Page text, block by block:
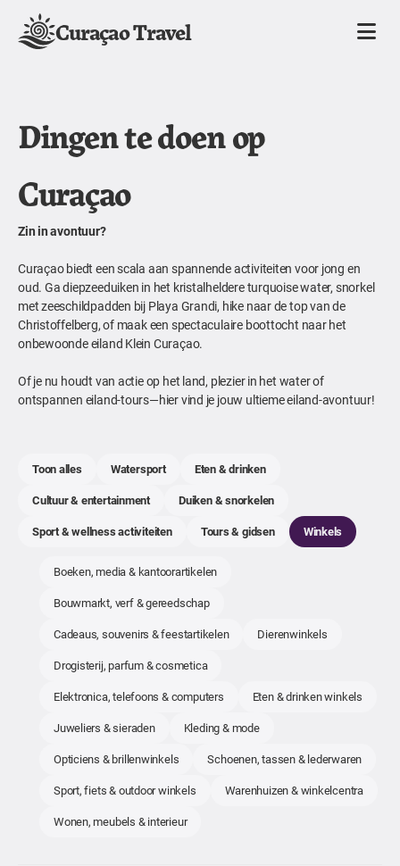
Curaçao Travel
Dingen te doen op
Curaçao
Zin in avontuur?
Curaçao biedt een scala aan spannende activiteiten voor jong en
oud. Ga diepzeeduiken in het kristalheldere turquoise water, snorkel
met zeeschildpadden bij Playa Grandi, hike naar de top van de
Christoffelberg, of maak een spectaculaire boottocht naar het
onbewoonde eiland Klein Curaçao.
Of je nu houdt van actie op het land, plezier in het water of
ontspannen eiland-tours—hier vind je jouw ultieme eiland-avontuur!
Toon alles Watersport
Eten & drinken
Cultuur & entertainment
Duiken & snorkelen
Sport & wellness activiteiten
Tours & gidsen Winkels
Boeken, media & kantoorartikelen
Bouwmarkt, verf & gereedschap
Cadeaus, souvenirs & feestartikelen
Dierenwinkels
Drogisterij, parfum & cosmetica
Elektronica, telefoons & computers
Eten & drinken winkels
Juweliers & sieraden
Kleding & mode
Opticiens & brillenwinkels
Schoenen, tassen & lederwaren
Sport, fiets & outdoor winkels
Warenhuizen & winkelcentra
Wonen, meubels & interieur